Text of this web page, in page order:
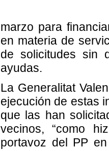
marzo para
en materia de
de solicitudes sin
ayudas.
La Generalitat
ejecución de estas
que las han
vecinos, “como
portavoz del PP